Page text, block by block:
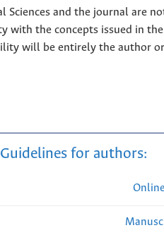
Sciences and the journal are
with the concepts issued in
will be entirely the author
Guidelines for authors: